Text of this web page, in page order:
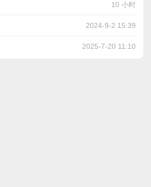
10 小时
2024-9-2 15:39
2025-7-20 11:10